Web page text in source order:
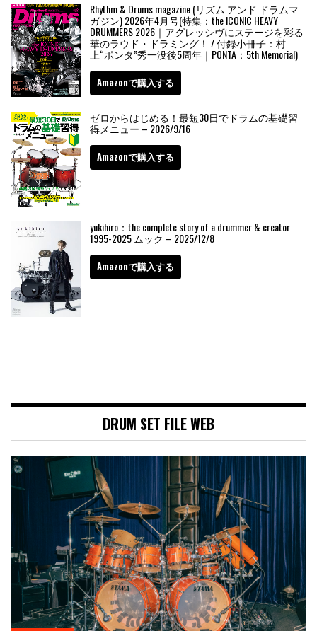
Rhythm & Drums magazine (リズム アンド ドラムマ
ガジン) 2026年4月号(特集：the ICONIC HEAVY
DRUMMERS 2026｜アグレッシヴにステージを彩る
華のラウド・ドラミング！ / 付録小冊子：村
上“ポンタ”秀一没後5周年｜PONTA：5th Memorial)
Amazonで購入する
ゼロからはじめる！最短30日でドラムの基礎習
得メニュー – 2026/9/16
Amazonで購入する
yukihiro：the complete story of a drummer & creator
1995-2025 ムック – 2025/12/8
Amazonで購入する
DRUM SET FILE WEB